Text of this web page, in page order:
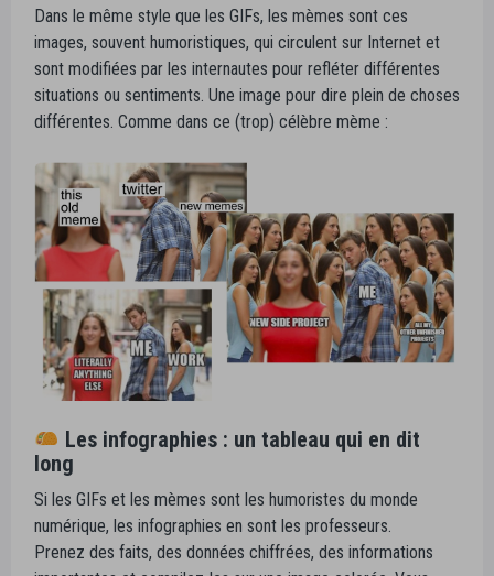
Dans le même style que les GIFs, les mèmes sont ces
images, souvent humoristiques, qui circulent sur Internet et
sont modifiées par les internautes pour refléter différentes
situations ou sentiments. Une image pour dire plein de choses
différentes. Comme dans ce (trop) célèbre mème :
Les infographies : un tableau qui en dit
long
Si les GIFs et les mèmes sont les humoristes du monde
numérique, les infographies en sont les professeurs.
Prenez des faits, des données chiffrées, des informations